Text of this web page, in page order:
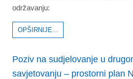
održavanju:
OPŠIRNIJE...
Poziv na sudjelovanje u
savjetovanju – prostorni plan